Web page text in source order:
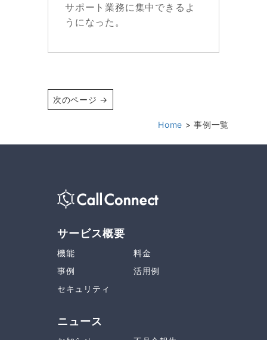
サポート業務に集中できるよ
うになった。
次のページ →
Home 事例一覧
サービス概要
機能
料金
事例
活用例
セキュリティ
ニュース